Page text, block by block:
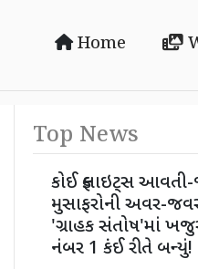
Home
Top News
કોઈ ફ્લાઇટ્સ
મુસાફરોની અવર-
'ગ્રાહક સંતોષ'માં
નંબર 1 કંઈ રીતે બન્યું!